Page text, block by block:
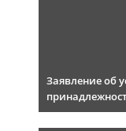
Заявление об